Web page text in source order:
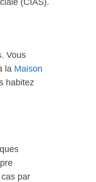
(CIAS).
Vous
la Maison
habitez
par